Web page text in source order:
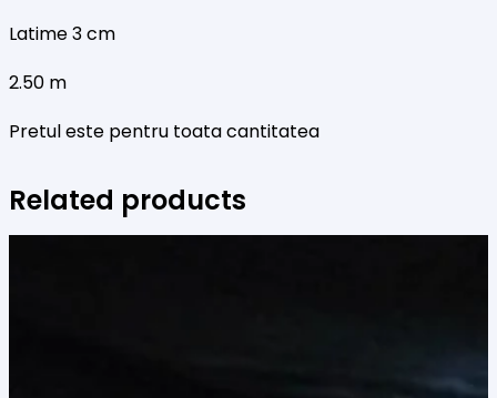
Latime 3 cm
2.50 m
Pretul este pentru toata cantitatea
Related products